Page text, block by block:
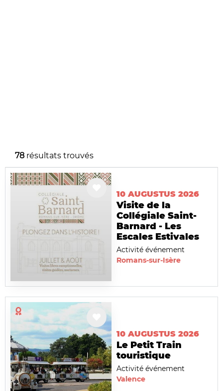
78 résultats trouvés
10 AUGUSTUS 2026
Visite de la
Collégiale Saint-
Barnard - Les
Escales Estivales
Activité événement
Romans-sur-Isère
10 AUGUSTUS 2026
Le Petit Train
touristique
Activité événement
Valence